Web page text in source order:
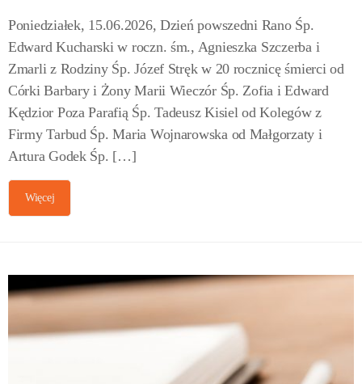
Poniedziałek, 15.06.2026, Dzień powszedni Rano Śp.
Edward Kucharski w roczn. śm., Agnieszka Szczerba i
Zmarli z Rodziny Śp. Józef Stręk w 20 rocznicę śmierci od
Córki Barbary i Żony Marii Wieczór Śp. Zofia i Edward
Kędzior Poza Parafią Śp. Tadeusz Kisiel od Kolegów z
Firmy Tarbud Śp. Maria Wojnarowska od Małgorzaty i
Artura Godek Śp. […]
Więcej